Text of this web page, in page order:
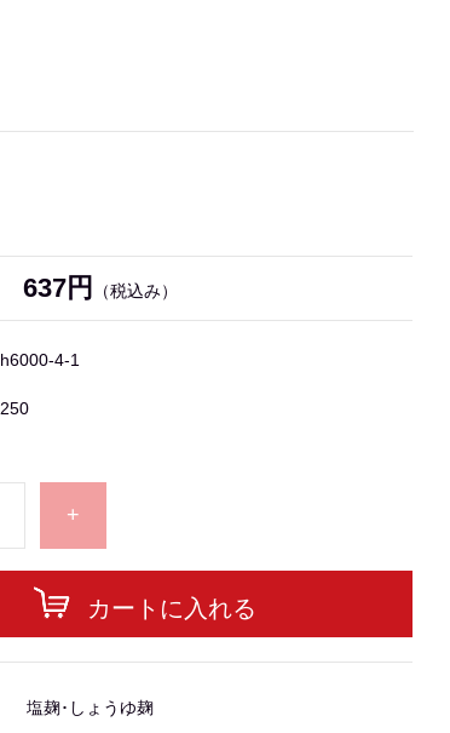
637円 （税込み）
h6000-4-1
250
+
カートに入れる
塩麹･しょうゆ麹